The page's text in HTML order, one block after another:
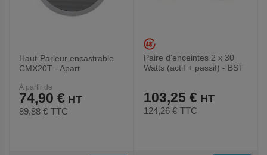
Haut-Parleur encastrable
CMX20T - Apart
À partir de
74,90 €
89,88 € TTC
Paire d'enceintes 2 x 30
Watts (actif + passif) - BST
103,25 €
124,26 € TTC